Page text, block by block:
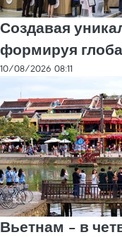
Создавая
формируя
10/08/2026 08:11
Вьетнам – в